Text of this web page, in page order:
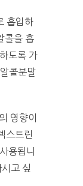
흡입하
콜을 흡
도록 가
콜분말
영향이
스트린
용됩니
고 싶